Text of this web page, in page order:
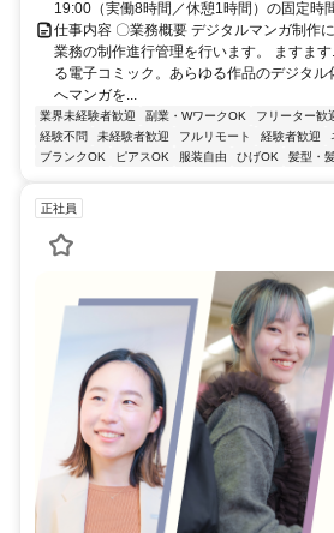
19:00（実働8時間／休憩1時間）の固定時
仕事内容 〇業務概要 デジタルマンガ制作
業務の制作進行管理を行います。 ますま
る電子コミック。あらゆる作品のデジタル
へマンガを...
業界未経験者歓迎 副業・WワークOK フリーター歓
経験不問
未経験者歓迎 フルリモート 経験者歓迎
ブランクOK
ピアスOK 服装自由 ひげOK 髪型・
正社員